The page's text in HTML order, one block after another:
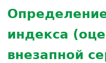
Усиление
безопасности
Налоговый вычет
to
top
индекса
внезапной